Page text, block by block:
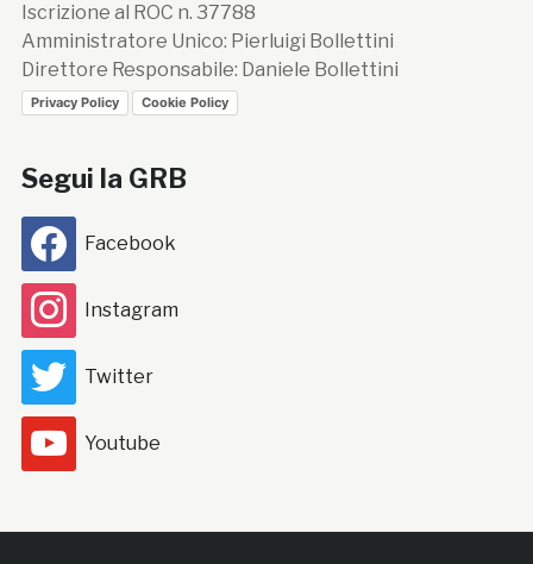
Iscrizione al ROC n. 37788
Amministratore Unico: Pierluigi Bollettini
Direttore Responsabile: Daniele Bollettini
Privacy Policy Cookie Policy
Segui la GRB
Facebook
Instagram
Twitter
Youtube